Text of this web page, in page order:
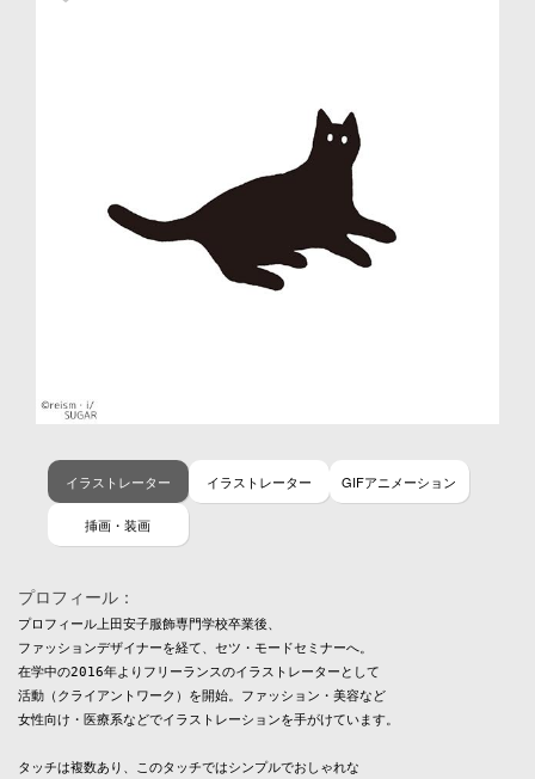
イラストレーター イラストレーター GIFアニメーション
挿画・装画
プロフィール：
プロフィール上田安子服飾専門学校卒業後、
ファッションデザイナーを経て、セツ・モードセミナーへ。
在学中の2016年よりフリーランスのイラストレーターとして
活動（クライアントワーク）を開始。ファッション・美容など
女性向け・医療系などでイラストレーションを手がけています。
タッチは複数あり、このタッチではシンプルでおしゃれな